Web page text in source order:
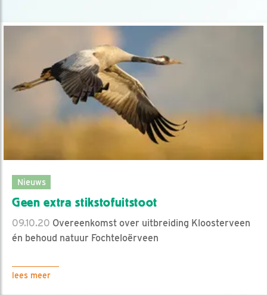
Nieuws
Geen extra stikstofuitstoot
09.10.20 Overeenkomst over uitbreiding Kloosterveen
én behoud natuur Fochteloërveen
lees meer